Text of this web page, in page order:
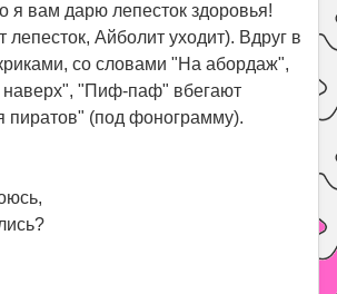
я вам дарю лепесток здоровья!
лепесток, Айболит уходит). Вдруг в
со словами "На абордаж",
наверх", "Пиф-паф" вбегают
пиратов" (под фонограмму).